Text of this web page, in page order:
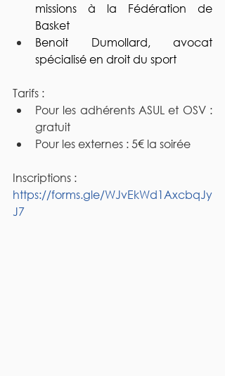
missions à la Fédération de
Basket
Benoit Dumollard, avocat
spécialisé en droit du sport
Tarifs :
Pour les adhérents ASUL et OSV :
gratuit
Pour les externes : 5€ la soirée
Inscriptions :
https://forms.gle/WJvEkWd1AxcbqJy
J7